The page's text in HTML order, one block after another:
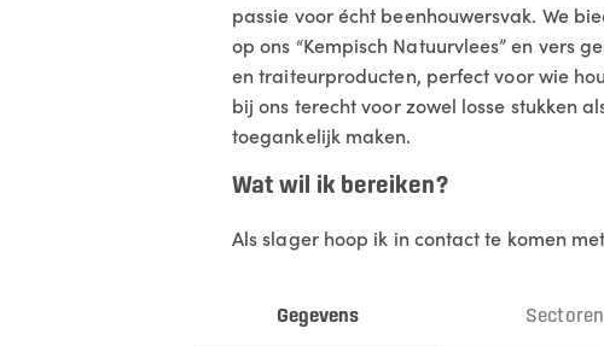
passie voor écht beenhouwersvak. We
op ons “Kempisch Natuurvlees” en vers
en traiteurproducten, perfect voor wie
bij ons terecht voor zowel losse stukken
toegankelijk maken.
Wat wil ik bereiken?
Als slager hoop ik in contact te komen
Gegevens Sectoren